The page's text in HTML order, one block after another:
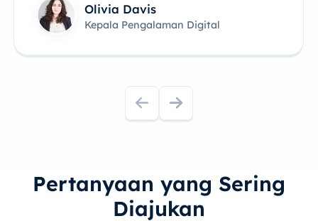
Olivia Davis
Kepala Pengalaman Digital
Pertanyaan yang Sering
Diajukan